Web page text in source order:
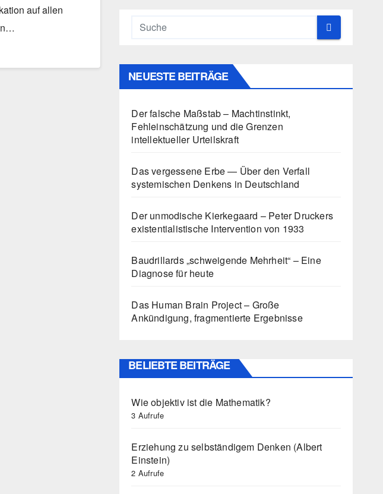
auf allen
NEUESTE BEITRÄGE
Der falsche Maßstab – Machtinstinkt,
Fehleinschätzung und die Grenzen
intellektueller Urteilskraft
Das vergessene Erbe — Über den Verfall
systemischen Denkens in Deutschland
Der unmodische Kierkegaard – Peter Druckers
existentialistische Intervention von 1933
Baudrillards „schweigende Mehrheit“ – Eine
Diagnose für heute
Das Human Brain Project – Große
Ankündigung, fragmentierte Ergebnisse
BELIEBTE BEITRÄGE
Wie objektiv ist die Mathematik?
3 Aufrufe
Erziehung zu selbständigem Denken (Albert
Einstein)
2 Aufrufe